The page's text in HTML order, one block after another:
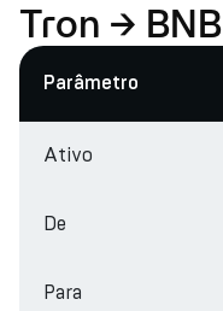
Tron →
Parâmetro
Ativo
De
Para